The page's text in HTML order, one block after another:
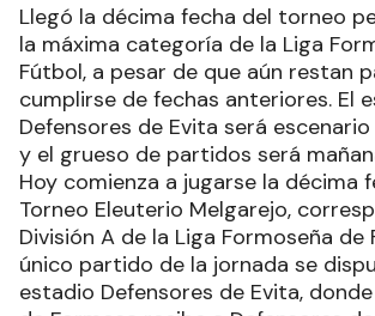
Llegó la décima fecha del torneo
la máxima categoría de la Liga
Fútbol, a pesar de que aún restan
cumplirse de fechas anteriores. El
Defensores de Evita será
y el grueso de partidos será
Hoy comienza a jugarse la décima
Torneo Eleuterio Melgarejo,
División A de la Liga Formoseña de
único partido de la jornada se
estadio Defensores de Evita,